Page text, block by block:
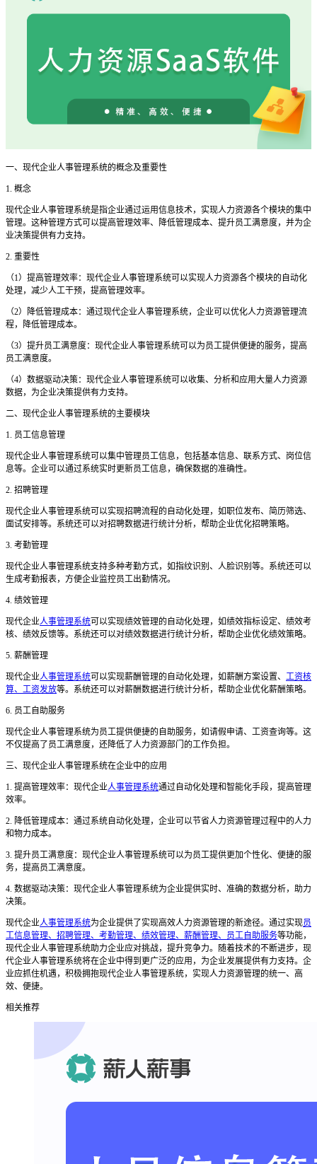
一、现代企业人事管理系统的概念及重要性
1. 概念
现代企业人事管理系统是指企业通过运用信息技术，实现人力资源各个模块的集中
管理。这种管理方式可以提高管理效率、降低管理成本、提升员工满意度，并为企
业决策提供有力支持。
2. 重要性
（1）提高管理效率：现代企业人事管理系统可以实现人力资源各个模块的自动化
处理，减少人工干预，提高管理效率。
（2）降低管理成本：通过现代企业人事管理系统，企业可以优化人力资源管理流
程，降低管理成本。
（3）提升员工满意度：现代企业人事管理系统可以为员工提供便捷的服务，提高
员工满意度。
（4）数据驱动决策：现代企业人事管理系统可以收集、分析和应用大量人力资源
数据，为企业决策提供有力支持。
二、现代企业人事管理系统的主要模块
1. 员工信息管理
现代企业人事管理系统可以集中管理员工信息，包括基本信息、联系方式、岗位信
息等。企业可以通过系统实时更新员工信息，确保数据的准确性。
2. 招聘管理
现代企业人事管理系统可以实现招聘流程的自动化处理，如职位发布、简历筛选、
面试安排等。系统还可以对招聘数据进行统计分析，帮助企业优化招聘策略。
3. 考勤管理
现代企业人事管理系统支持多种考勤方式，如指纹识别、人脸识别等。系统还可以
生成考勤报表，方便企业监控员工出勤情况。
4. 绩效管理
现代企业人事管理系统可以实现绩效管理的自动化处理，如绩效指标设定、绩效考
核、绩效反馈等。系统还可以对绩效数据进行统计分析，帮助企业优化绩效策略。
5. 薪酬管理
现代企业人事管理系统可以实现薪酬管理的自动化处理，如薪酬方案设置、 工资核
算、工资发放等。系统还可以对薪酬数据进行统计分析，帮助企业优化薪酬策略。
6. 员工自助服务
现代企业人事管理系统为员工提供便捷的自助服务，如请假申请、工资查询等。这
不仅提高了员工满意度，还降低了人力资源部门的工作负担。
三、现代企业人事管理系统在企业中的应用
1. 提高管理效率：现代企业人事管理系统通过自动化处理和智能化手段，提高管理
效率。
2. 降低管理成本：通过系统自动化处理，企业可以节省人力资源管理过程中的人力
和物力成本。
3. 提升员工满意度：现代企业人事管理系统可以为员工提供更加个性化、便捷的服
务，提高员工满意度。
4. 数据驱动决策：现代企业人事管理系统为企业提供实时、准确的数据分析，助力
决策。
现代企业人事管理系统为企业提供了实现高效人力资源管理的新途径。通过实现员
工信息管理、招聘管理、考勤管理、绩效管理、薪酬管理、员工自助服务等功能，
现代企业人事管理系统助力企业应对挑战，提升竞争力。随着技术的不断进步，现
代企业人事管理系统将在企业中得到更广泛的应用，为企业发展提供有力支持。企
业应抓住机遇，积极拥抱现代企业人事管理系统，实现人力资源管理的统一、高
效、便捷。
相关推荐